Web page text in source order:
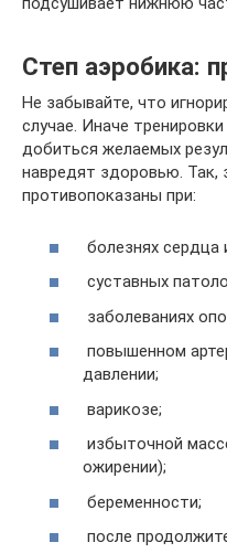
Степ аэробика:
Не забывайте, что
случае. Иначе
добиться желаемых
навредят здоровью. Так,
противопоказаны при:
болезнях сердца
суставных
заболеваниях
повышенном
давлении;
варикозе;
избыточной
ожирении);
беременности;
после